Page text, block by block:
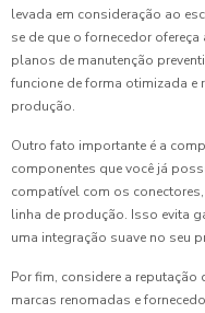
levada em consideração ao
se de que o fornecedor
planos de manutenção
funcione de forma otimizada e
produção.
Outro fato importante é a
componentes que você já
compatível com os
linha de produção. Isso evita
uma integração suave no seu
Por fim, considere a
marcas renomadas e